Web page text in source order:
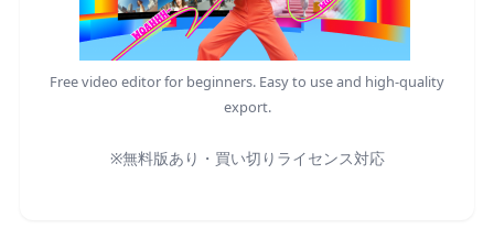
Free video editor for beginners. Easy to use and high-quality
export.
※無料版あり・買い切りライセンス対応